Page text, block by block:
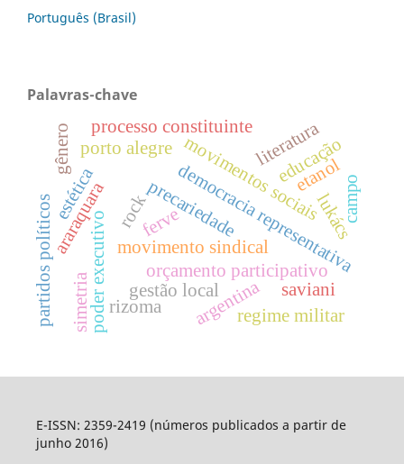
Português (Brasil)
Palavras-chave
precariedade
movimentos sociais
movimento sindical
ferve
processo constituinte
poder executivo democracia representativa
orçamento participativo
gestão local
porto alegre
araraquara
argentina
partidos políticos regime militar
literatura
educação
estética lukács
saviani
rock
etanol
rizoma
simetria
gênero
campo
E-ISSN: 2359-2419 (números publicados a partir de
junho 2016)